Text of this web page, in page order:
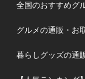
全国のおすすめグ
グルメの通販・お
暮らしグッズの通